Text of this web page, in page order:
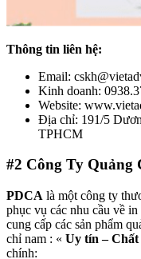
Thông tin liên hệ:
Email:
Kinh doanh:
Website:
Địa chỉ: 191/5
TPHCM
#2 Công Ty Quảng
PDCA là một công ty
phục vụ các nhu cầu về
cung cấp các sản phẩm
chỉ nam : « Uy tín –
chính: